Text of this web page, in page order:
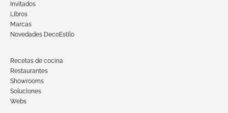
Invitados
Libros
Marcas
Novedades DecoEstilo
Recetas de cocina
Restaurantes
Showrooms
Soluciones
Webs